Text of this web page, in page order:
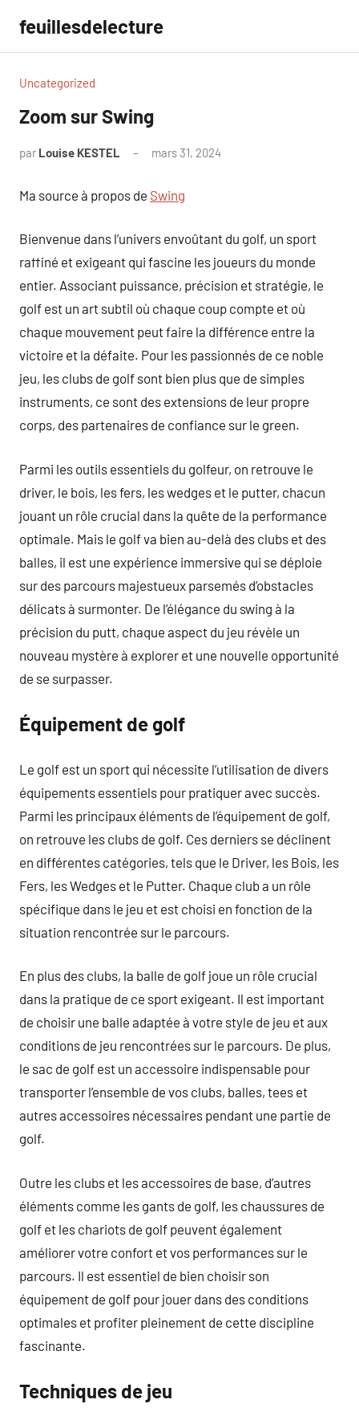
contenu
feuillesdelecture
Uncategorized
Zoom sur Swing
par Louise KESTEL mars 31, 2024
Ma source à propos de Swing
Bienvenue dans l’univers envoûtant du golf, un sport
raffiné et exigeant qui fascine les joueurs du monde
entier. Associant puissance, précision et stratégie, le
golf est un art subtil où chaque coup compte et où
chaque mouvement peut faire la différence entre la
victoire et la défaite. Pour les passionnés de ce noble
jeu, les clubs de golf sont bien plus que de simples
instruments, ce sont des extensions de leur propre
corps, des partenaires de confiance sur le green.
Parmi les outils essentiels du golfeur, on retrouve le
driver, le bois, les fers, les wedges et le putter, chacun
jouant un rôle crucial dans la quête de la performance
optimale. Mais le golf va bien au-delà des clubs et des
balles, il est une expérience immersive qui se déploie
sur des parcours majestueux parsemés d’obstacles
délicats à surmonter. De l’élégance du swing à la
précision du putt, chaque aspect du jeu révèle un
nouveau mystère à explorer et une nouvelle opportunité
de se surpasser.
Équipement de golf
Le golf est un sport qui nécessite l’utilisation de divers
équipements essentiels pour pratiquer avec succès.
Parmi les principaux éléments de l’équipement de golf,
on retrouve les clubs de golf. Ces derniers se déclinent
en différentes catégories, tels que le Driver, les Bois, les
Fers, les Wedges et le Putter. Chaque club a un rôle
spécifique dans le jeu et est choisi en fonction de la
situation rencontrée sur le parcours.
En plus des clubs, la balle de golf joue un rôle crucial
dans la pratique de ce sport exigeant. Il est important
de choisir une balle adaptée à votre style de jeu et aux
conditions de jeu rencontrées sur le parcours. De plus,
le sac de golf est un accessoire indispensable pour
transporter l’ensemble de vos clubs, balles, tees et
autres accessoires nécessaires pendant une partie de
golf.
Outre les clubs et les accessoires de base, d’autres
éléments comme les gants de golf, les chaussures de
golf et les chariots de golf peuvent également
améliorer votre confort et vos performances sur le
parcours. Il est essentiel de bien choisir son
équipement de golf pour jouer dans des conditions
optimales et profiter pleinement de cette discipline
fascinante.
Techniques de jeu